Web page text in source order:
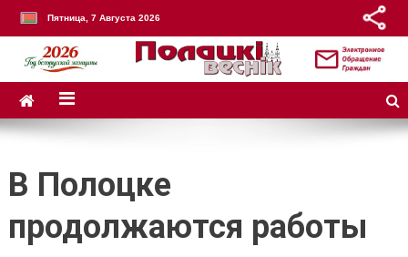
Пятница, 7 Августа 2026
В Полоцке
продолжаются работы